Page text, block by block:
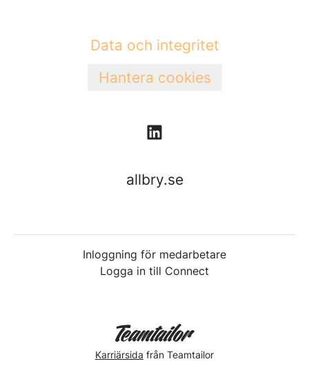
Data och integritet
Hantera cookies
allbry.se
Inloggning för medarbetare
Logga in till Connect
Karriärsida från Teamtailor